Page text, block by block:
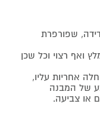
שפורפרת
ואף רצוי וכל שכן
אחריות עליו,
של המבנה
או צביעה.